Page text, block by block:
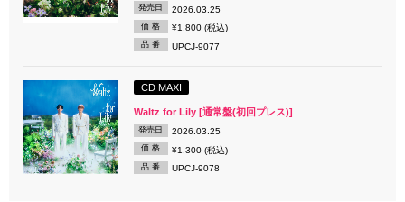
発売日 2026.03.25
価 格 ¥1,800 (税込)
品 番 UPCJ-9077
CD MAXI
Waltz for Lily [通常盤(初回プレス)]
発売日 2026.03.25
価 格 ¥1,300 (税込)
品 番 UPCJ-9078